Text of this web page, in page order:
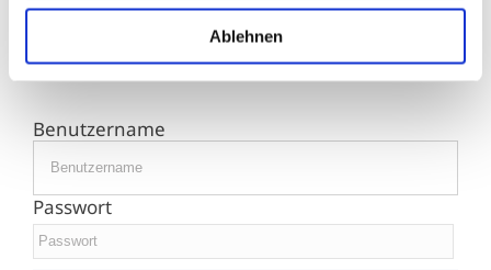
Ablehnen
Raucher
Benutzername
Passwort